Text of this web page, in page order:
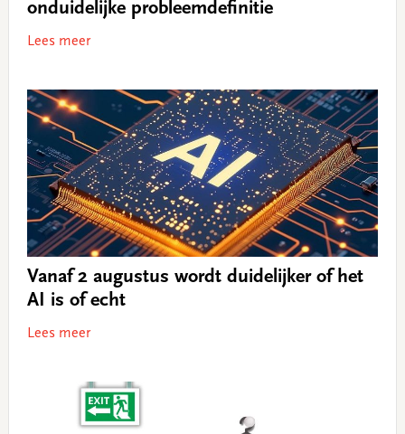
onduidelijke probleemdefinitie
Lees meer
Vanaf 2 augustus wordt duidelijker of het
AI is of echt
Lees meer